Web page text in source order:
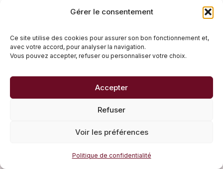
Gérer le consentement
Ce site utilise des cookies pour assurer son bon fonctionnement et,
avec votre accord, pour analyser la navigation.
Vous pouvez accepter, refuser ou personnaliser votre choix.
Accepter
Refuser
Voir les préférences
Politique de confidentialité
Navigation
PRÉCÉDENT
Décembre 2025 Janvier 2026